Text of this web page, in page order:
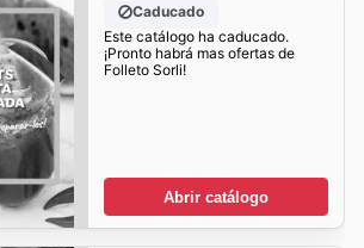
Caducado
Este catálogo ha caducado.
¡Pronto habrá mas ofertas de
Folleto Sorli!
Abrir catálogo